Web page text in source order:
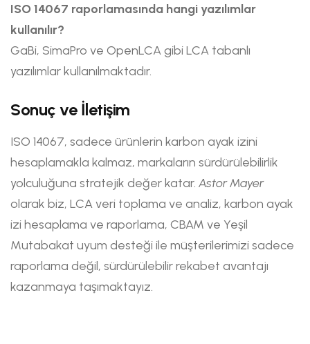
ISO 14067 raporlamasında hangi yazılımlar
kullanılır?
GaBi, SimaPro ve OpenLCA gibi LCA tabanlı
yazılımlar kullanılmaktadır.
Sonuç ve İletişim
ISO 14067, sadece ürünlerin karbon ayak izini
hesaplamakla kalmaz, markaların sürdürülebilirlik
yolculuğuna stratejik değer katar. Astor Mayer
olarak biz, LCA veri toplama ve analiz, karbon ayak
izi hesaplama ve raporlama, CBAM ve Yeşil
Mutabakat uyum desteği ile müşterilerimizi sadece
raporlama değil, sürdürülebilir rekabet avantajı
kazanmaya taşımaktayız.